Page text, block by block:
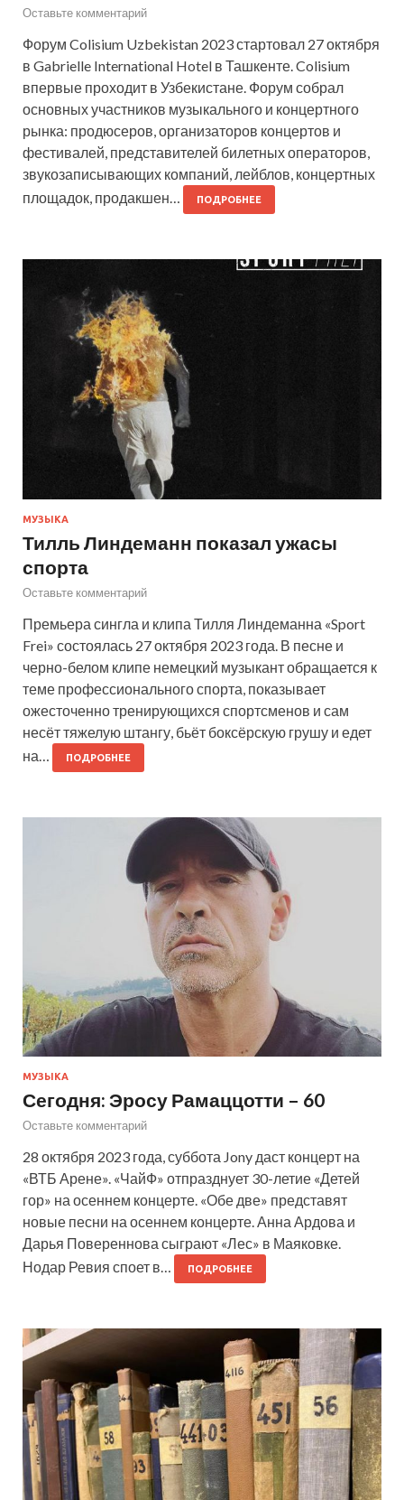
Оставьте комментарий
Форум Colisium Uzbekistan 2023 стартовал 27 октября
в Gabrielle International Hotel в Ташкенте. Colisium
впервые проходит в Узбекистане. Форум собрал
основных участников музыкального и концертного
рынка: продюсеров, организаторов концертов и
фестивалей, представителей билетных операторов,
звукозаписывающих компаний, лейблов, концертных
площадок, продакшен…
ПОДРОБНЕЕ
МУЗЫКА
Тилль Линдеманн показал ужасы
спорта
Оставьте комментарий
Премьера сингла и клипа Тилля Линдеманна «Sport
Frei» состоялась 27 октября 2023 года. В песне и
черно-белом клипе немецкий музыкант обращается к
теме профессионального спорта, показывает
ожесточенно тренирующихся спортсменов и сам
несёт тяжелую штангу, бьёт боксёрскую грушу и едет
на…
ПОДРОБНЕЕ
МУЗЫКА
Сегодня: Эросу Рамаццотти – 60
Оставьте комментарий
28 октября 2023 года, суббота Jony даст концерт на
«ВТБ Арене». «ЧайФ» отпразднует 30-летие «Детей
гор» на осеннем концерте. «Обе две» представят
новые песни на осеннем концерте. Анна Ардова и
Дарья Повереннова сыграют «Лес» в Маяковке.
Нодар Ревия споет в…
ПОДРОБНЕЕ